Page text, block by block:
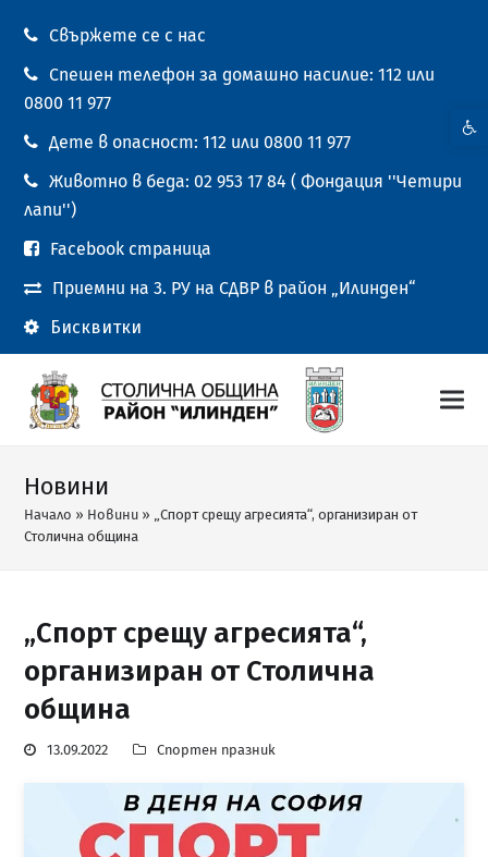
Свържете се с нас
Спешен телефон за домашно насилие: 112 или
0800 11 977
Дете в опасност: 112 или 0800 11 977
Животно в беда: 02 953 17 84 ( Фондация ''Четири
лапи'')
Facebook страница
Приемни на 3. РУ на СДВР в район „Илинден“
Бисквитки
Новини
Начало » Новини » „Спорт срещу агресията“, организиран от
Столична община
„Спорт срещу агресията“,
организиран от Столична
община
13.09.2022 Спортен празник